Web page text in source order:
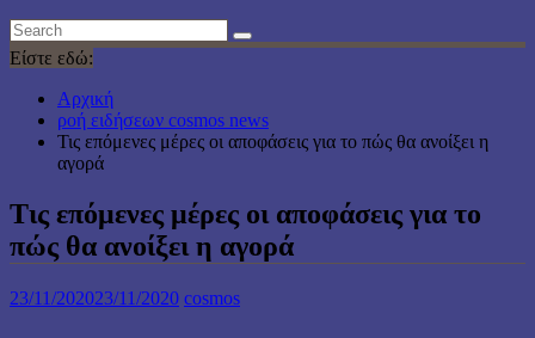
Είστε εδώ:
Αρχική
ροή ειδήσεων cosmos news
Τις επόμενες μέρες οι αποφάσεις για το πώς θα ανοίξει η
αγορά
Τις επόμενες μέρες οι αποφάσεις για το
πώς θα ανοίξει η αγορά
23/11/202023/11/2020 cosmos